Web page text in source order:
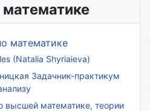
математике
(Natalia Shyriaieva)
Задачник-практикум
высшей математике, теории